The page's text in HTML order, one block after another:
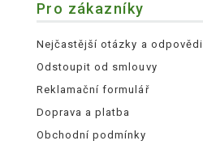
Pro zákazníky
Nejčastější otázky a odpovědi
Odstoupit od smlouvy
Reklamační formulář
Doprava a platba
Obchodní podmínky